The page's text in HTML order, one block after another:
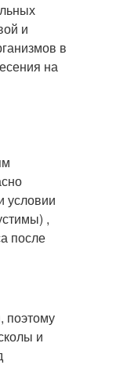
и
в
на
условии
,
после
поэтому
и